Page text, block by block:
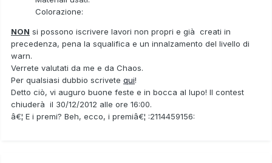
Colorazione:
NON si possono iscrivere lavori non propri e già creati in
precedenza, pena la squalifica e un innalzamento del livello di
warn.
Verrete valutati da me e da Chaos.
Per qualsiasi dubbio scrivete qui!
Detto ciò, vi auguro buone feste e in bocca al lupo! Il contest
chiuderà il 30/12/2012 alle ore 16:00.
â€¦ E i premi? Beh, ecco, i premiâ€¦ :2114459156: